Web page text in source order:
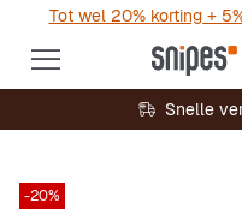
Tot wel 20% korting +
Snelle
-20%